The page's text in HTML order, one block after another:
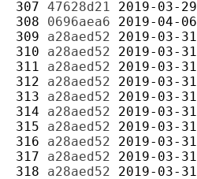
307 47628d21 2019-03-29
308 0696aea6 2019-04-06
309 a28aed52 2019-03-31
310 a28aed52 2019-03-31
311 a28aed52 2019-03-31
312 a28aed52 2019-03-31
313 a28aed52 2019-03-31
314 a28aed52 2019-03-31
315 a28aed52 2019-03-31
316 a28aed52 2019-03-31
317 a28aed52 2019-03-31
318 a28aed52 2019-03-31